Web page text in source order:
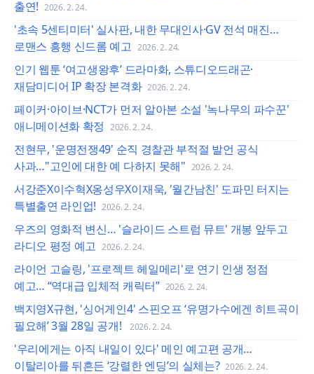
출연! 2026. 2. 24.
'초속 5센티미터' 실사판, 내한 무대인사·GV 전석 매진…
로맨스 흥행 신드롬 예고 2026. 2. 24.
인기 웹툰 ‘여고생왕후’ 드라마화, 스튜디오드래곤·
재담미디어 IP 확장 본격화 2026. 2. 24.
페이커·아이브·NCT가 먼저 알아본 소설 '녹나무의 파수꾼'
애니메이션화 확정 2026. 2. 24.
전현무, '운명전쟁49' 순직 경찰관 부적절 발언 공식
사과…"고인에 대한 예 다하지 못해" 2026. 2. 24.
서강준X이수혁X옹성우X이재욱, '월간남친' 도파민 터지는
특별출연 라인업! 2026. 2. 24.
우즈의 영화적 변신… '슬라이드 스트럼 뮤트' 개봉 앞두고
라디오 평정 예고 2026. 2. 24.
라이언 고슬링, '프로젝트 헤일메리'로 연기 인생 정점
예고… “역대급 입체적 캐릭터” 2026. 2. 24.
백지영X규현, '싱어게인4' 스핀오프 ‘유명가수에겐 히트곡이
필요해’ 3월 28일 공개!
2026. 2. 24.
'우리에게는 아직 내일이 있다' 메인 예고편 공개…
이탈리아를 뒤흔든 ‘강렬한 엔딩’의 실체는? 2026. 2. 24.